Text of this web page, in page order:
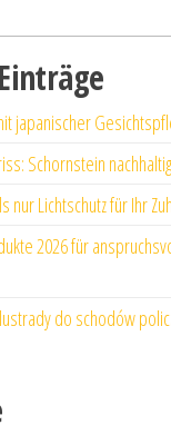
japanischer
Schornstein
nur Lichtschutz für Ihr
2026 für
do schodów